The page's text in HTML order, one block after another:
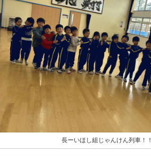
長ーいほし組じゃんけん列車！！